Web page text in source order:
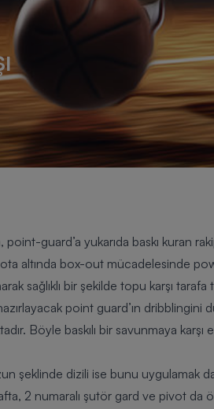
guard’a yukarıda baskı kuran
altında box-out mücadelesinde
sağlıklı bir şekilde topu karşı tarafa
point guard’ın
Böyle baskılı bir savunmaya
şeklinde dizili ise bunu
2 numaralı şutör gard ve pivot